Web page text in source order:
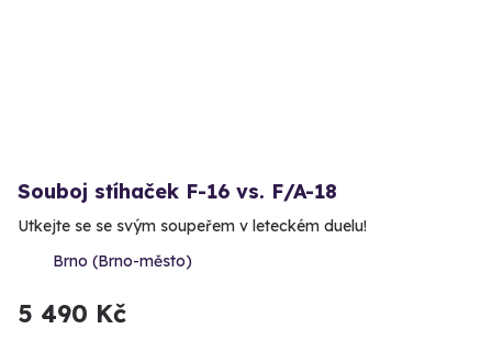
Souboj stíhaček F-16 vs. F/A-18
Utkejte se se svým soupeřem v leteckém duelu!
Brno (Brno-město)
5 490 Kč